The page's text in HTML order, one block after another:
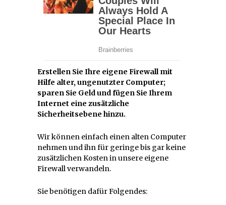
Erstellen Sie Ihre eigene Firewall mit
Hilfe alter, ungenutzter Computer;
sparen Sie Geld und fügen Sie Ihrem
Internet eine zusätzliche
Sicherheitsebene hinzu.
Wir können einfach einen alten Computer
nehmen und ihn für geringe bis gar keine
zusätzlichen Kosten in unsere eigene
Firewall verwandeln.
Sie benötigen dafür Folgendes: